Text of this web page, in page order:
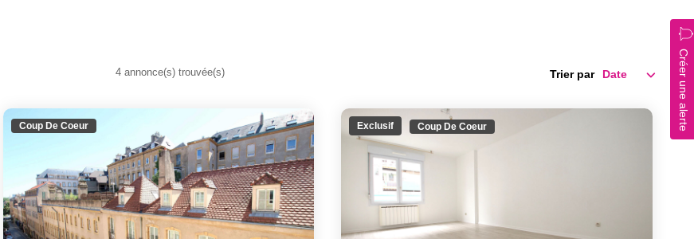
Créer une alerte
4 annonce(s) trouvée(s) Trier par
Coup De Coeur Exclusif Coup De Coeur